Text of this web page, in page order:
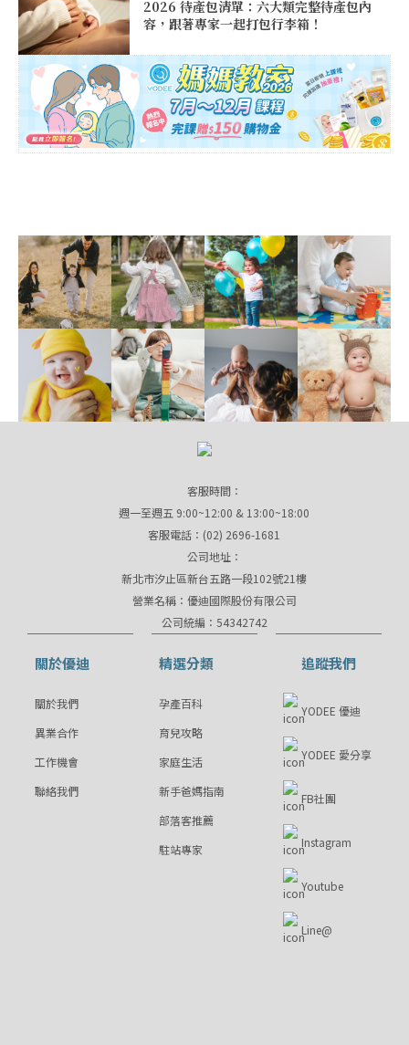
2026 待產包清單：六大類完整待產包內
容，跟著專家一起打包行李箱！
客服時間：
週一至週五 9:00~12:00 & 13:00~18:00
客服電話：(02) 2696-1681
公司地址：
新北市汐止區新台五路一段102號21樓
營業名稱：優迪國際股份有限公司
公司統編：54342742
關於優迪
關於我們
異業合作
工作機會
聯絡我們
精選分類
孕產百科
育兒攻略
家庭生活
新手爸媽指南
部落客推薦
駐站專家
追蹤我們
YODEE 優迪
YODEE 愛分享
FB社團
Instagram
Youtube
Line@